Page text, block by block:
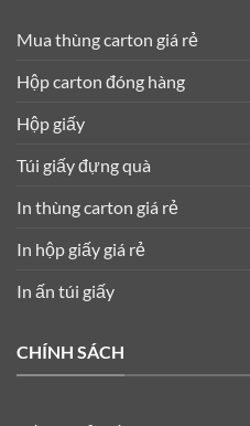
Mua thùng carton giá rẻ
Hộp carton đóng hàng
Hộp giấy
Túi giấy đựng quà
In thùng carton giá rẻ
In hộp giấy giá rẻ
In ấn túi giấy
CHÍNH SÁCH